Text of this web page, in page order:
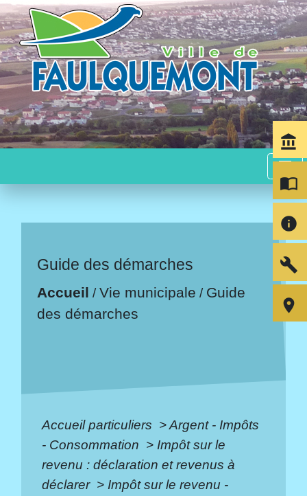
menu
Guide des démarches
Accueil /Vie municipale / Guide
des démarches
Accueil particuliers >Argent - Impôts
- Consommation > Impôt sur le
revenu : déclaration et revenus à
déclarer > Impôt sur le revenu -
account_balance
import_contacts
info
build
room